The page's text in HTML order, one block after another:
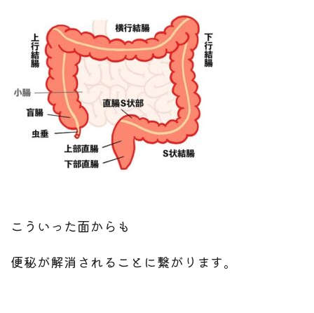
こういった面からも
便秘が解消されることに繋がります。